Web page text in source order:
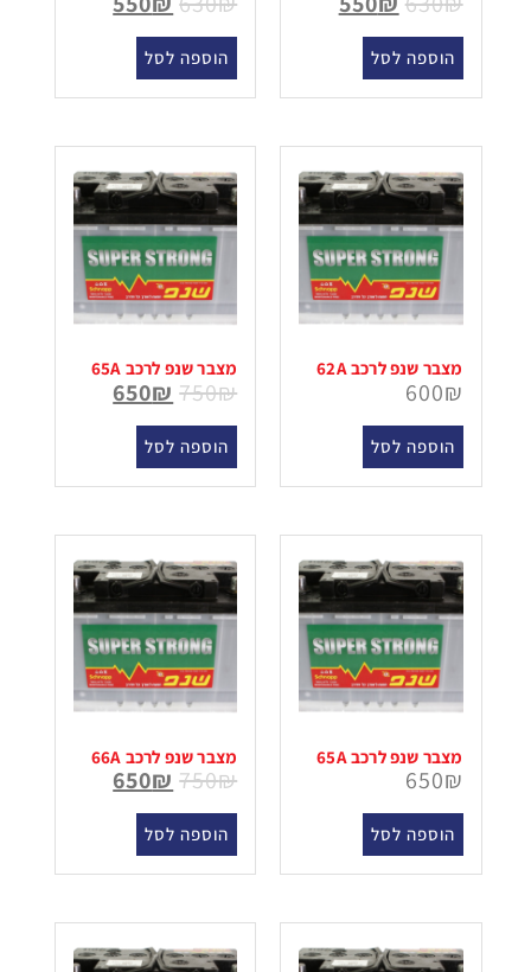
הוספה לסל הוספה לסל
מצבר שנפ לרכב 62A
600₪
הוספה לסל
מצבר שנפ לרכב 65A
750₪
650₪
הוספה לסל
מצבר שנפ לרכב 65A
650₪
הוספה לסל
מצבר שנפ לרכב 66A
750₪
650₪
הוספה לסל